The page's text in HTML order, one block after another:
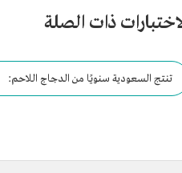
ذات الصلة
تنتج السعودية سنويًا من الدجاج اللاحم: